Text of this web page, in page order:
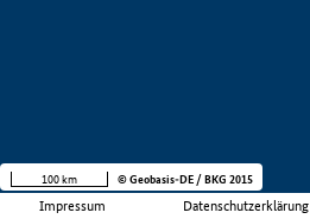
Impressum Datenschutzerklärung
100 km © Geobasis-DE / BKG 2015